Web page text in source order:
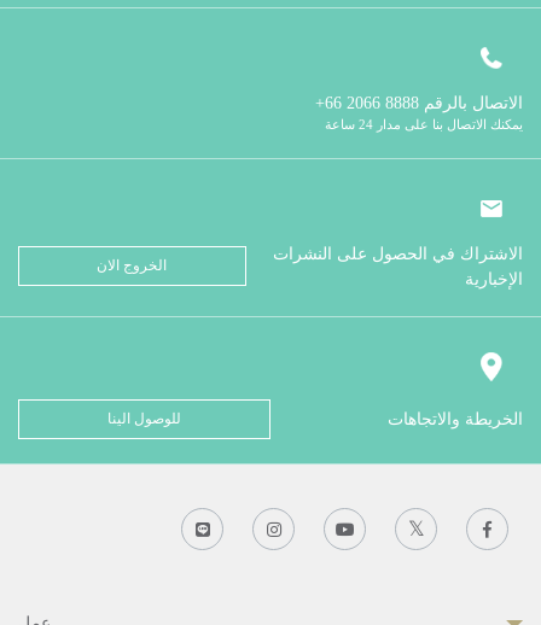
الاتصال بالرقم
يمكنك الاتصال بنا على مدار 24 ساعة
الاشتراك في الحصول على النشرات
الإخبارية
الخروج الان
الخريطة والاتجاهات للوصول الينا